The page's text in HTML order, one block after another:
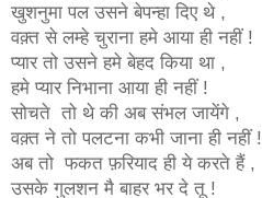
खुशनुमा पल उसने बेपन्हा दिए थे ,
वक़्त से लम्हे चुराना हमे आया ही नहीं !
प्यार तो उसने हमे बेहद किया था ,
हमे प्यार निभाना आया ही नहीं !
सोचते तो थे की अब संभल जायेंगे ,
वक़्त ने तो पलटना कभी जाना ही नहीं !
अब तो फकत फ़रियाद ही ये करते हैं ,
उसके गुलशन मै बाहर भर दे तू !